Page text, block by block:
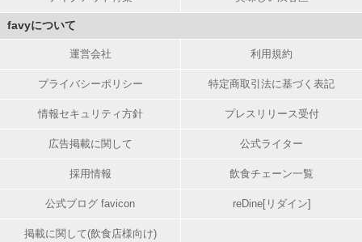
favyについて
運営会社 利用規約
プライバシーポリシー 特定商取引法に基づく表記
情報セキュリティ方針 プレスリリース受付
広告掲載に関して 公式ライター
採用情報 飲食チェーン一覧
公式ブログ favicon reDine[リダイン]
掲載に関して(飲食店様向け)